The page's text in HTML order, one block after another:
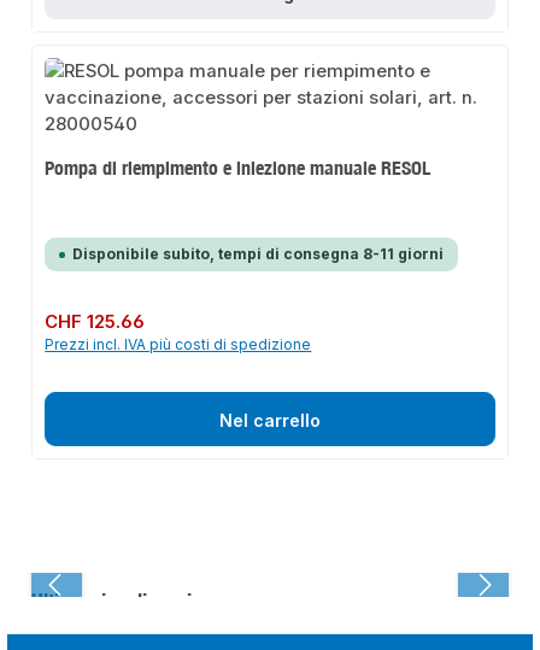
Pompa di riempimento e iniezione manuale RESOL
Disponibile subito, tempi di consegna 8-11 giorni
Prezzo normale:
CHF 125.66
Prezzi incl. IVA più costi di spedizione
Nel carrello
Ultima visualizzazione: